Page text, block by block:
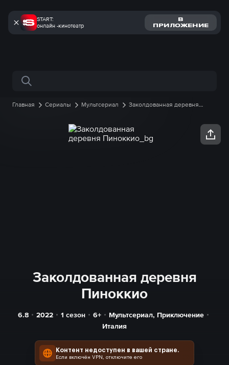
START:
онлайн -кинотеатр
В
ПРИЛОЖЕНИЕ
Поиск по сайту
Главная Сериалы Мультсериал
Заколдованная деревня
Заколдованная деревня
Пиноккио
6.8 2022 1 сезон 6+ Мультсериал, Приключение
Италия
Контент недоступен в вашей стране.
Если включён VPN, отключите его